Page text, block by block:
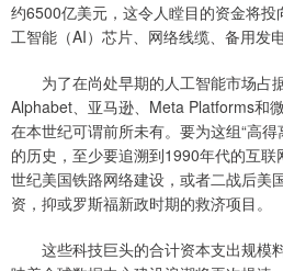
约6500亿美元，这令人瞠目的资金将
工智能（AI）芯片、网络线缆、备用发
为了在尚处早期的人工智能市场占
Alphabet、亚马逊、Meta Platforms和
在本世纪可谓前所未有。要为这组“高
的历史，至少要追溯到1990年代的互
世纪美国铁路网络建设，或者二战后美
资，抑或罗斯福新政时期的救济项目。
这些科技巨头的合计资本支出规模